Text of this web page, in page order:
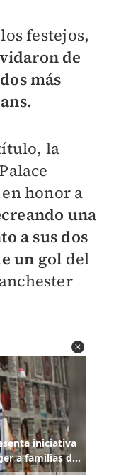
festejos,
de
más
la
honor a
una
a sus dos
un gol del